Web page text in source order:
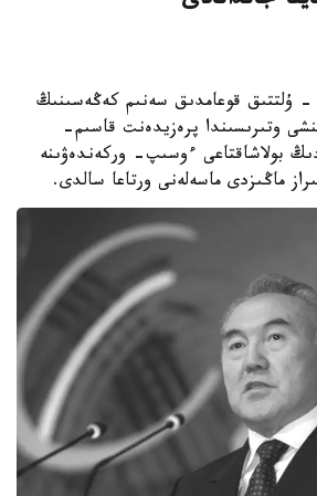
- ۇلتتىق قوعامدىق سەنىم كەڭەسىنىڭ
وتىرىسىندا پرەزيدەنت قاسىم-
بولاشاقتاعى ءوسىپ- وركەندەۋىنە
ماڭىزدى ماسەلەنى ورتاعا سالدى.